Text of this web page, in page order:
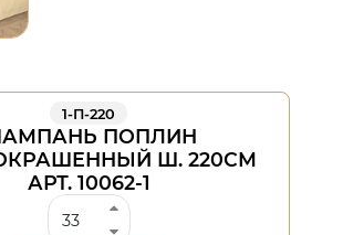
1-П-220
ПОПЛИН
Ш. 220СМ
АРТ. 10062-1